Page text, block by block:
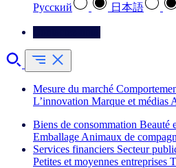
Pусский
日本語
Mesure du marché
L’innovation Marque et médias
Biens de consommation Beauté
Emballage Animaux de
Services financiers Secteur
Petites et moyennes entreprises